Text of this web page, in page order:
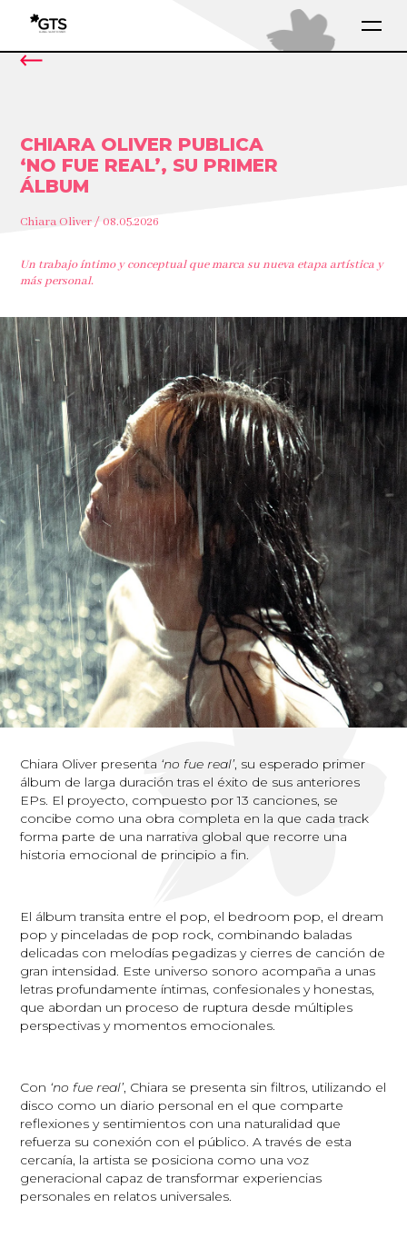
CHIARA OLIVER PUBLICA
‘NO FUE REAL’, SU PRIMER
ÁLBUM
Chiara Oliver / 08.05.2026
Un trabajo íntimo y conceptual que marca su nueva etapa artística y
más personal.
Chiara Oliver presenta ‘no fue real’, su esperado primer
álbum de larga duración tras el éxito de sus anteriores
EPs. El proyecto, compuesto por 13 canciones, se
concibe como una obra completa en la que cada track
forma parte de una narrativa global que recorre una
historia emocional de principio a fin.
El álbum transita entre el pop, el bedroom pop, el dream
pop y pinceladas de pop rock, combinando baladas
delicadas con melodías pegadizas y cierres de canción de
gran intensidad. Este universo sonoro acompaña a unas
letras profundamente íntimas, confesionales y honestas,
que abordan un proceso de ruptura desde múltiples
perspectivas y momentos emocionales.
Con ‘no fue real’, Chiara se presenta sin filtros, utilizando el
disco como un diario personal en el que comparte
reflexiones y sentimientos con una naturalidad que
refuerza su conexión con el público. A través de esta
cercanía, la artista se posiciona como una voz
generacional capaz de transformar experiencias
personales en relatos universales.